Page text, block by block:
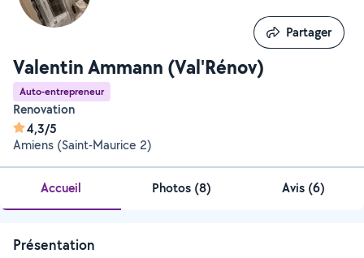
Valentin Ammann (Val'Rénov)
Auto-entrepreneur
Renovation
4,3/5
Amiens (Saint-Maurice 2)
Partager
Partager
Accueil Photos (8) Avis (6)
Présentation